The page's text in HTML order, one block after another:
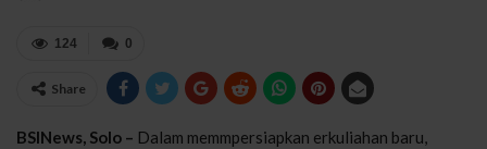
0
124
Share
BSINews, Solo – Dalam memmpersiapkan erkuliahan baru,